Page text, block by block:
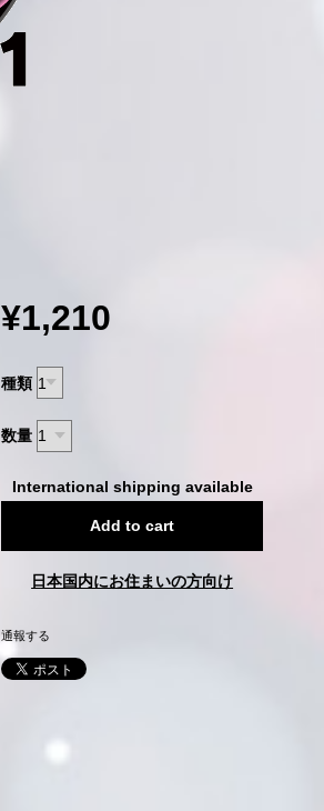
¥1,210
種類
数量
International shipping available
Add to cart
日本国内にお住まいの方向け
通報する